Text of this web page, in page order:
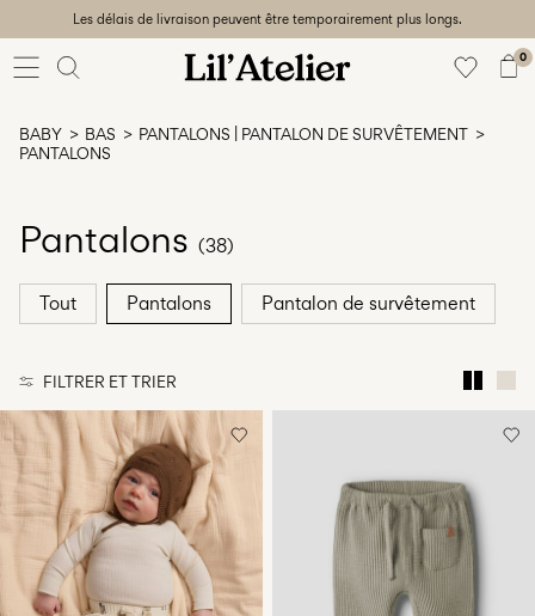
Les délais de livraison peuvent être temporairement plus longs.
0
Baby
Garçon 92-128
Sale
Beach
128
Connectez-
vous
Des
questions
?
BABY BAS
PANTALONS | PANTALON DE SURVÊTEMENT
PANTALONS
Pantalons (38)
Tout Pantalons Pantalon de survêtement
FILTRER ET TRIER